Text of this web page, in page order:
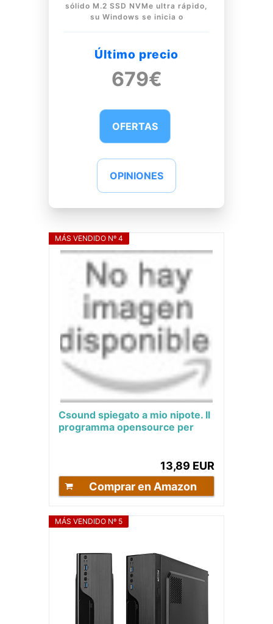
sólido M.2 SSD NVMe ultra rápido,
su Windows se inicia o
Último precio
679€
OFERTAS
OPINIONES
MÁS VENDIDO Nº 4
Csound spiegato a mio nipote. Il
programma opensource per
13,89 EUR
Comprar en Amazon
MÁS VENDIDO Nº 5